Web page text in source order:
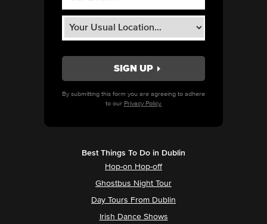
By submitting this form you are agreeing to adhere
to our Privacy Policy.
Best Things To Do in Dublin
Hop-on Hop-off
Ghostbus Night Tour
Day Tours From Dublin
Irish Dance Shows